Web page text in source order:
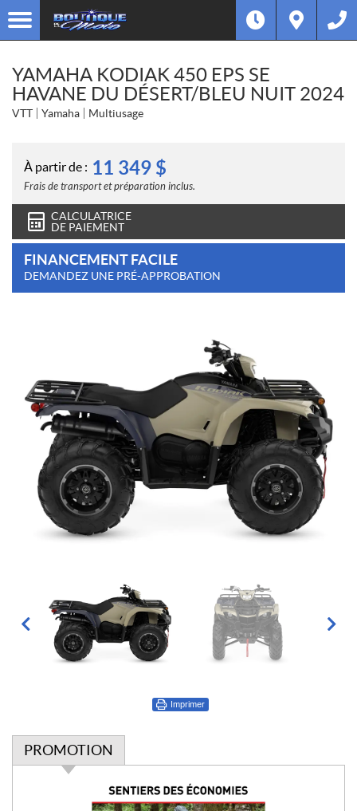
YAMAHA KODIAK 450 EPS SE
HAVANE DU DÉSERT/BLEU NUIT 2024
VTT Yamaha Multiusage
À partir de : 11 349 $
Frais de transport et préparation inclus.
CALCULATRICE
DE PAIEMENT
FINANCEMENT FACILE
DEMANDEZ UNE PRÉ-APPROBATION
Imprimer
PROMOTION